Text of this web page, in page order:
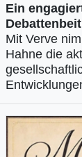
Ein
Mit Verve
Hahne die